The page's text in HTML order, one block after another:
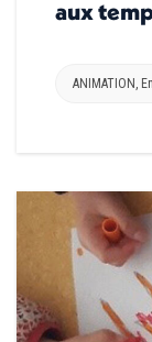
aux
ANIMATION,